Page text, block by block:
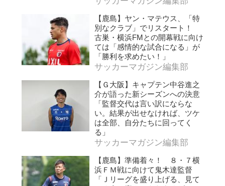
【鹿島】ヤン・マテウス、「特
別なクラブ」でリスタート！
古巣・横浜FMとの開幕戦に向け
ては「感情的な試合になる」が
「勝利を求めたい！」
サッカーマガジン編集部
【Ｇ大阪】キャプテン中谷進之
介が語った新シーズンへの決意
「監督交代は言い訳にならな
い。結果が出せなければ、ツケ
は全部、自分たちに回ってく
る」
サッカーマガジン編集部
【鹿島】準備着々！ ８・７横
浜ＦＭ戦に向けて鬼木達監督
「Ｊリーグを盛り上げる、見て